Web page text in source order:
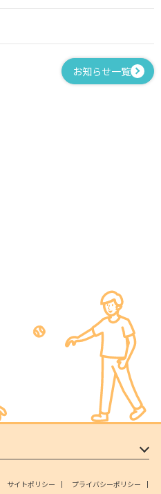
お知らせ一覧
サイトポリシー プライバシーポリシー